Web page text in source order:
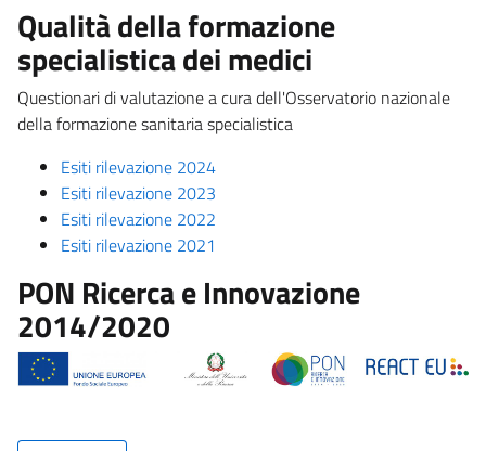
Qualità della formazione
specialistica dei medici
Questionari di valutazione a cura dell'Osservatorio nazionale
della formazione sanitaria specialistica
Esiti rilevazione 2024
Esiti rilevazione 2023
Esiti rilevazione 2022
Esiti rilevazione 2021
PON Ricerca e Innovazione
2014/2020